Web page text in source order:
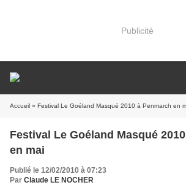
Publicité
Accueil » Festival Le Goéland Masqué 2010 à Penmarch en
Festival Le Goéland Masqué
en mai
Publié le 12/02/2010 à 07:23
Par Claude LE NOCHER